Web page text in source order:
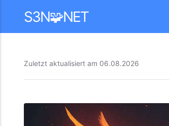
S3N🧩NET
Zuletzt aktualisiert am 06.08.2026